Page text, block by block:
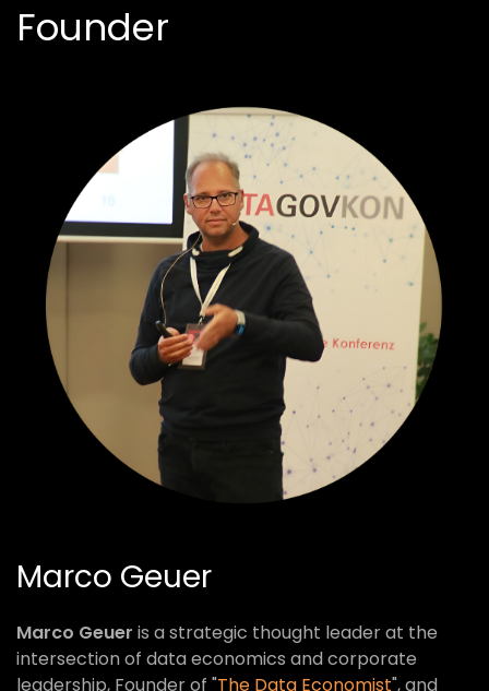
Founder
Marco Geuer
Marco Geuer is a strategic thought leader at the
intersection of data economics and corporate
leadership, Founder of "The Data Economist", and